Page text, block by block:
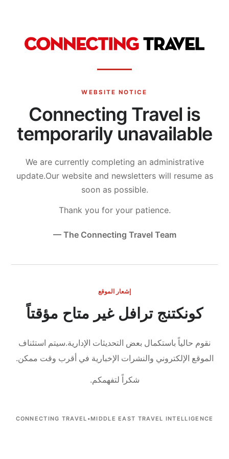
WEBSITE NOTICE
Connecting Travel is
temporarily unavailable
We are currently completing an administrative
update.Our website and newsletters will resume as
soon as possible.
Thank you for your patience.
— The Connecting Travel Team
إشعار الموقع
كونكتنج ترافل غير متاح مؤقتاً
نقوم حالياً باستكمال بعض التحديثات الإدارية.سيتم استئناف
الموقع الإلكتروني والنشرات الإخبارية في أقرب وقت ممكن.
شكراً لتفهمكم.
CONNECTING TRAVEL •MIDDLE EAST TRAVEL INTELLIGENCE